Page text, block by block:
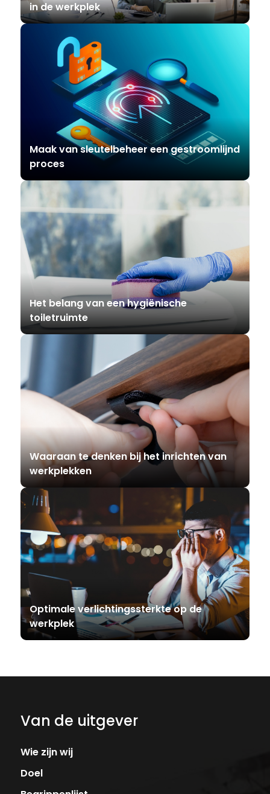
in de werkplek
Maak van sleutelbeheer een gestroomlijnd
proces
Het belang van een hygiënische
toiletruimte
Waaraan te denken bij het inrichten van
werkplekken
Optimale verlichtingssterkte op de
werkplek
Van de uitgever
Wie zijn wij
Doel